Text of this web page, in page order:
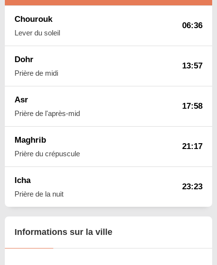
Chourouk
Lever du soleil
06:36
Dohr
Prière de midi
13:57
Asr
Prière de l'après-mid
17:58
Maghrib
Prière du crépuscule
21:17
Icha
Prière de la nuit
23:23
Informations sur la ville